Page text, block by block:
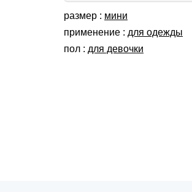
размер : мини
применение : для одежды
пол : для девочки